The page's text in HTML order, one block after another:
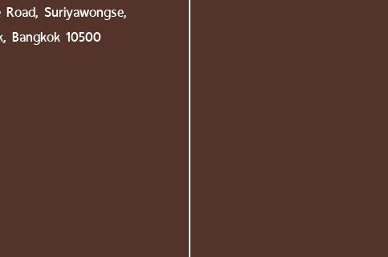
Suriyawongse,
Bangkok 10500